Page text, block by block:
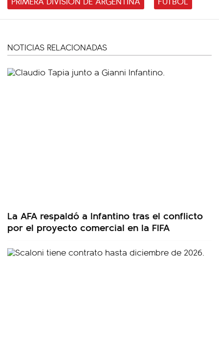
NOTICIAS RELACIONADAS
La AFA respaldó a Infantino tras el conflicto
por el proyecto comercial en la FIFA